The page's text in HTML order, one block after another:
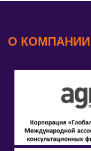
О КОМПАНИИ